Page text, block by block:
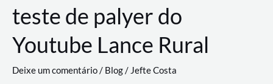
de
trabalho
com
a
teste de palyer do
Youtube Lance Rural
Deixe um comentário/ Blog/ Jefte Costa